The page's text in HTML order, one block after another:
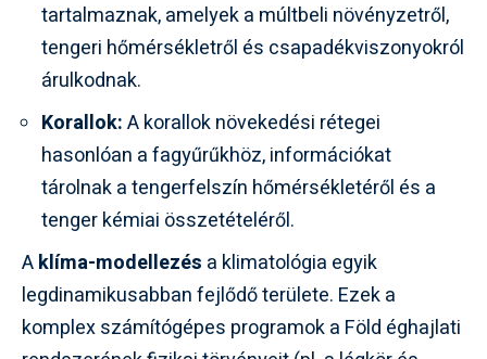
tartalmaznak, amelyek a múltbeli növényzetről,
tengeri hőmérsékletről és csapadékviszonyokról
árulkodnak.
Korallok:A korallok növekedési rétegei
hasonlóan a fagyűrűkhöz, információkat
tárolnak a tengerfelszín hőmérsékletéről és a
tenger kémiai összetételéről.
Aklíma-modellezés a klimatológia egyik
legdinamikusabban fejlődő területe. Ezek a
komplex számítógépes programok a Föld éghajlati